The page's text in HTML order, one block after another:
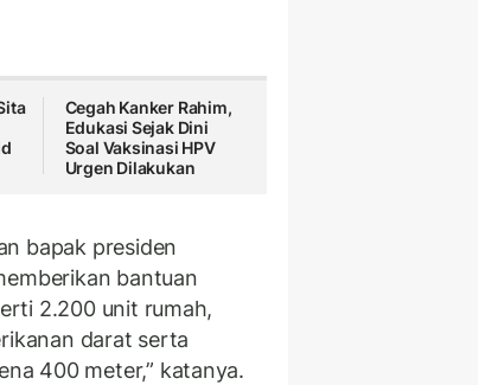
Cegah Kanker Rahim,
Edukasi Sejak Dini
Soal Vaksinasi HPV
Urgen Dilakukan
bapak presiden
bantuan
2.200 unit rumah,
darat serta
400 meter,” katanya.